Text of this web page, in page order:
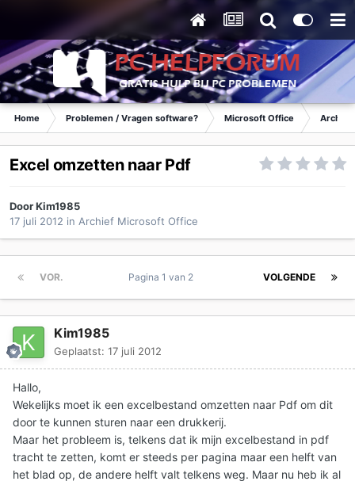
Home Problemen / Vragen software? Microsoft Office Archief
Excel omzetten naar Pdf
DoorKim1985
17 juli 2012 in Archief Microsoft Office
VOR. VOLGENDE
Pagina 1 van 2
Kim1985
Geplaatst: 17 juli 2012
Hallo,
Wekelijks moet ik een excelbestand omzetten naar Pdf om dit
door te kunnen sturen naar een drukkerij.
Maar het probleem is, telkens dat ik mijn excelbestand in pdf
tracht te zetten, komt er steeds per pagina maar een helft van
het blad op, de andere helft valt telkens weg. Maar nu heb ik al